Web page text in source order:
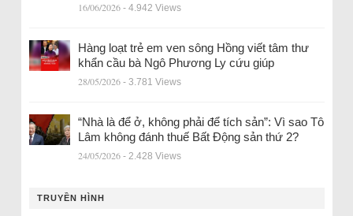
16/06/2026 - 4.942 Views
Hàng loạt trẻ em ven sông Hồng viết tâm thư
khẩn cầu bà Ngô Phương Ly cứu giúp
28/05/2026 - 3.781 Views
“Nhà là để ở, không phải để tích sản”: Vì sao Tô
Lâm không đánh thuế Bất Động sản thứ 2?
24/05/2026 - 2.428 Views
TRUYỀN HÌNH